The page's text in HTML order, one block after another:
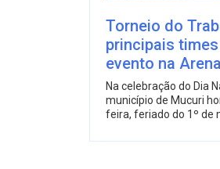
Torneio do
principais
evento na
Na celebração do Dia
município de Mucuri
feira, feriado do 1º de